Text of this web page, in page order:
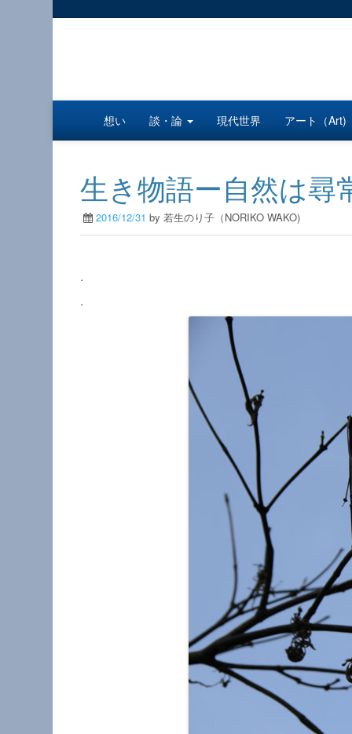
想い 談・論 現代世界 アート（Art)
生き物語ー自然は尋
2016/12/31 by 若生のり子（NORIKO WAKO)
.
.